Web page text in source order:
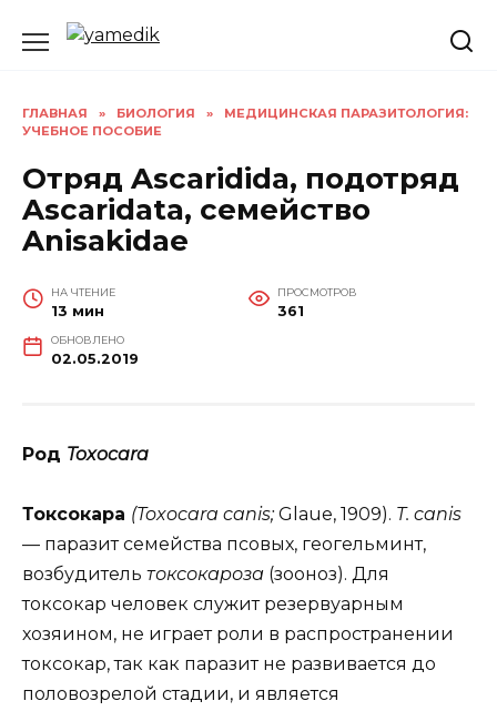
ГЛАВНАЯ » БИОЛОГИЯ »
МЕДИЦИНСКАЯ ПАРАЗИТОЛОГИЯ:
УЧЕБНОЕ ПОСОБИЕ
Отряд Ascaridida, подотряд
Ascaridata, семейство
Anisakidae
НА ЧТЕНИЕ
13 мин
ПРОСМОТРОВ
361
ОБНОВЛЕНО
02.05.2019
Род Toxocara
Токсокара (Toxocara canis;Glaue, 1909). T. canis
— паразит семейства псовых, геогельминт,
возбудитель токсокароза (зооноз). Для
токсокар человек служит резервуарным
хозяином, не играет роли в распространении
токсокар, так как паразит не развивается до
половозрелой стадии, и является